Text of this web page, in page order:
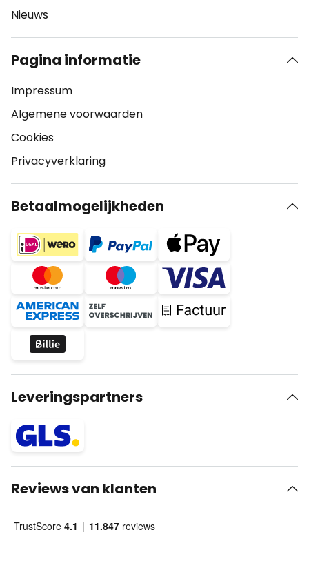
Nieuws
Pagina informatie
Impressum
Algemene voorwaarden
Cookies
Privacyverklaring
Betaalmogelijkheden
Leveringspartners
Reviews van klanten